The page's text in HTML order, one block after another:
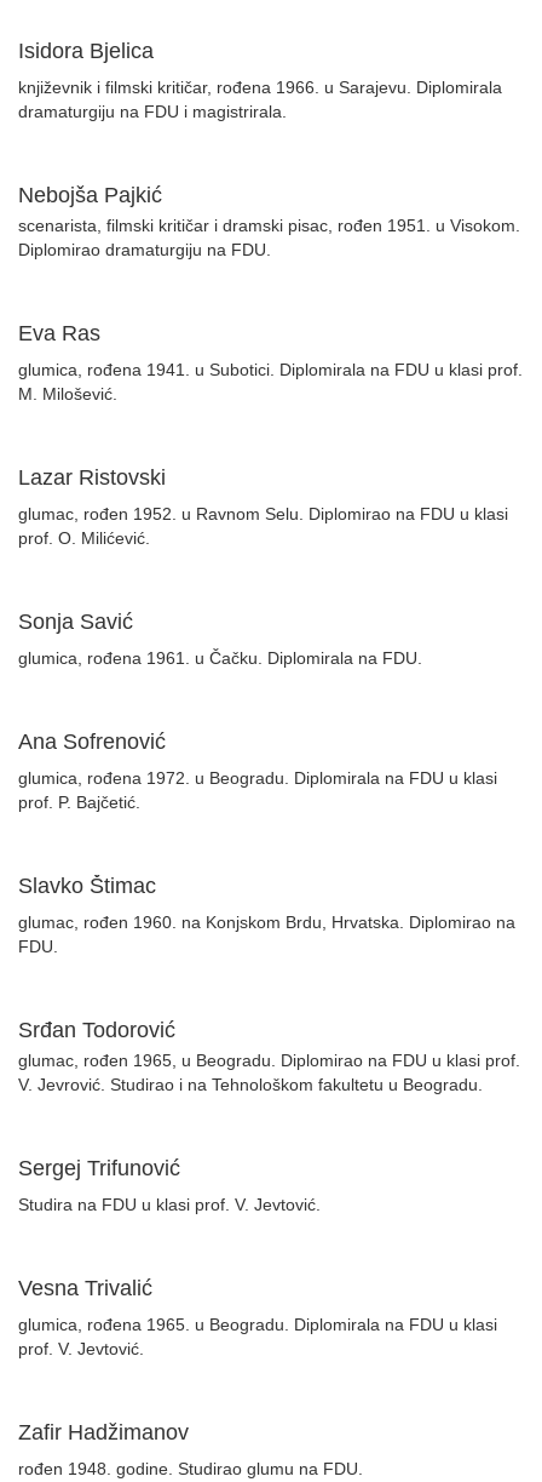
Isidora Bjelica
književnik i filmski kritičar, rođena 1966. u Sarajevu. Diplomirala
dramaturgiju na FDU i magistrirala.
Nebojša Pajkić
scenarista, filmski kritičar i dramski pisac, rođen 1951. u Visokom.
Diplomirao dramaturgiju na FDU.
Eva Ras
glumica, rođena 1941. u Subotici. Diplomirala na FDU u klasi prof.
M. Milošević.
Lazar Ristovski
glumac, rođen 1952. u Ravnom Selu. Diplomirao na FDU u klasi
prof. O. Milićević.
Sonja Savić
glumica, rođena 1961. u Čačku. Diplomirala na FDU.
Ana Sofrenović
glumica, rođena 1972. u Beogradu. Diplomirala na FDU u klasi
prof. P. Bajčetić.
Slavko Štimac
glumac, rođen 1960. na Konjskom Brdu, Hrvatska. Diplomirao na
FDU.
Srđan Todorović
glumac, rođen 1965, u Beogradu. Diplomirao na FDU u klasi prof.
V. Jevrović. Studirao i na Tehnološkom fakultetu u Beogradu.
Sergej Trifunović
Studira na FDU u klasi prof. V. Jevtović.
Vesna Trivalić
glumica, rođena 1965. u Beogradu. Diplomirala na FDU u klasi
prof. V. Jevtović.
Zafir Hadžimanov
rođen 1948. godine. Studirao glumu na FDU.